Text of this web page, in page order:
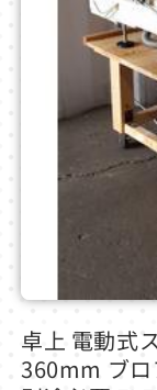
モ
ー
ダ
ル
卓上 電動式
360mm ブロ